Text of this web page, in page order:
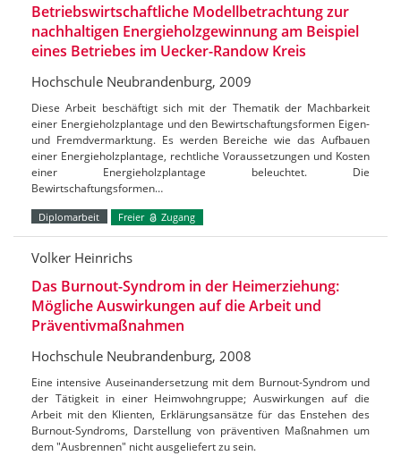
Betriebswirtschaftliche Modellbetrachtung zur
nachhaltigen Energieholzgewinnung am Beispiel
eines Betriebes im Uecker-Randow Kreis
Hochschule Neubrandenburg, 2009
Diese Arbeit beschäftigt sich mit der Thematik der Machbarkeit
einer Energieholzplantage und den Bewirtschaftungsformen Eigen-
und Fremdvermarktung. Es werden Bereiche wie das Aufbauen
einer Energieholzplantage, rechtliche Voraussetzungen und Kosten
einer Energieholzplantage beleuchtet. Die
Bewirtschaftungsformen…
Diplomarbeit Freier Zugang
Volker Heinrichs
Das Burnout-Syndrom in der Heimerziehung:
Mögliche Auswirkungen auf die Arbeit und
Präventivmaßnahmen
Hochschule Neubrandenburg, 2008
Eine intensive Auseinandersetzung mit dem Burnout-Syndrom und
der Tätigkeit in einer Heimwohngruppe; Auswirkungen auf die
Arbeit mit den Klienten, Erklärungsansätze für das Enstehen des
Burnout-Syndroms, Darstellung von präventiven Maßnahmen um
dem "Ausbrennen" nicht ausgeliefert zu sein.